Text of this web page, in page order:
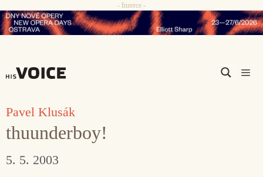
Přeskočit
na
- Inzerce -
Pavel Klusák
thuunderboy!
5. 5. 2003